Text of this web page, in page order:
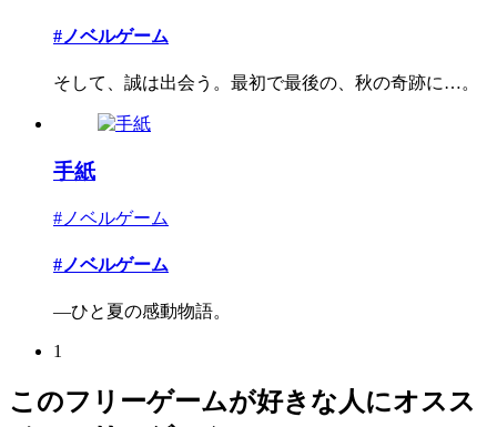
#ノベルゲーム
そして、誠は出会う。最初で最後の、秋の奇跡に…。
手紙
#ノベルゲーム
#ノベルゲーム
―ひと夏の感動物語。
1
このフリーゲームが好きな人にオスス